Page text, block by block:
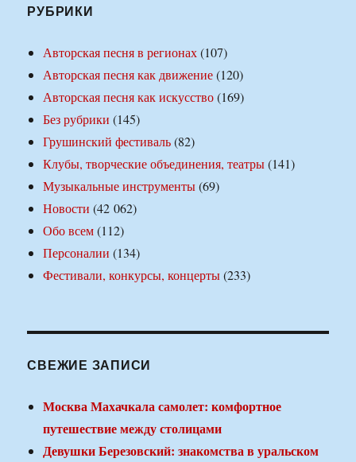
РУБРИКИ
Авторская песня в регионах(107)
Авторская песня как движение(120)
Авторская песня как искусство(169)
Без рубрики (145)
Грушинский фестиваль(82)
Клубы, творческие объединения, театры(141)
Музыкальные инструменты(69)
Новости (42 062)
Обо всем(112)
Персоналии (134)
Фестивали, конкурсы, концерты(233)
СВЕЖИЕ ЗАПИСИ
Москва Махачкала самолет: комфортное
путешествие между столицами
Девушки Березовский: знакомства в уральском